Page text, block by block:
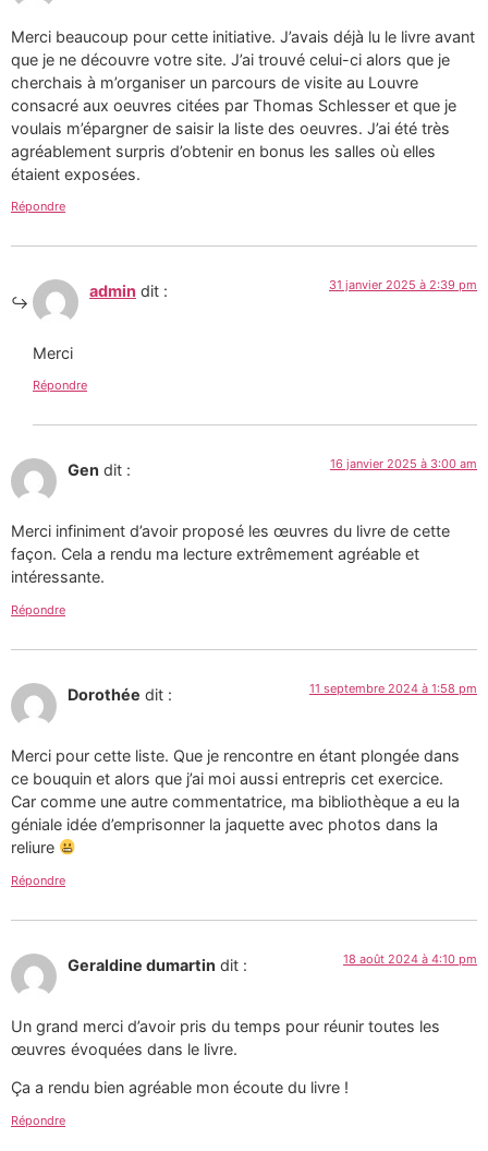
Merci beaucoup pour cette initiative. J’avais déjà lu le livre avant
que je ne découvre votre site. J’ai trouvé celui-ci alors que je
cherchais à m’organiser un parcours de visite au Louvre
consacré aux oeuvres citées par Thomas Schlesser et que je
voulais m’épargner de saisir la liste des oeuvres. J’ai été très
agréablement surpris d’obtenir en bonus les salles où elles
étaient exposées.
Répondre
admin dit : 31 janvier 2025 à 2:39 pm
Merci
Répondre
Gen dit : 16 janvier 2025 à 3:00 am
Merci infiniment d’avoir proposé les œuvres du livre de cette
façon. Cela a rendu ma lecture extrêmement agréable et
intéressante.
Répondre
Dorothée dit : 11 septembre 2024 à 1:58 pm
Merci pour cette liste. Que je rencontre en étant plongée dans
ce bouquin et alors que j’ai moi aussi entrepris cet exercice.
Car comme une autre commentatrice, ma bibliothèque a eu la
géniale idée d’emprisonner la jaquette avec photos dans la
reliure
Répondre
Geraldine dumartin dit : 18 août 2024 à 4:10 pm
Un grand merci d’avoir pris du temps pour réunir toutes les
œuvres évoquées dans le livre.
Ça a rendu bien agréable mon écoute du livre !
Répondre